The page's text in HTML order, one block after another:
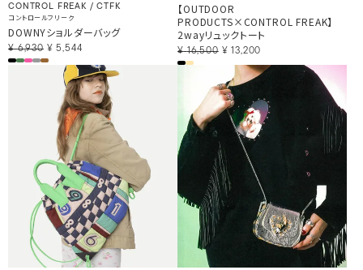
CONTROL FREAK / CTFK
コントロールフリーク
DOWNYショルダーバッグ
¥ 6,930 ¥ 5,544
【OUTDOOR
PRODUCTS×CONTROL FREAK】
2wayリュックトート
¥ 16,500 ¥ 13,200